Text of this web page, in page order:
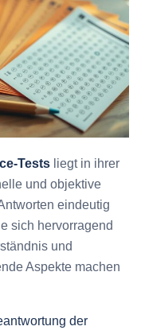
Tests liegt in ihrer
und objektive
eindeutig
sich hervorragend
und
Aspekte machen
der